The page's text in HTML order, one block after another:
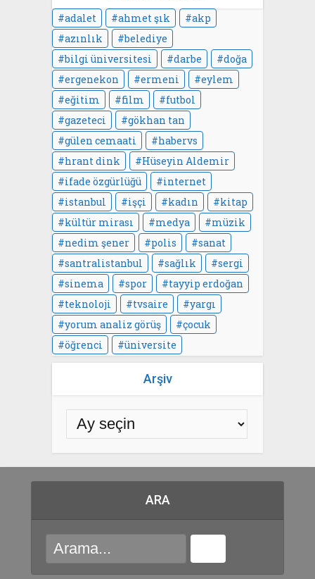
adalet ahmet şık
akp
azınlık
belediye
bilgi üniversitesi
darbe
doğa
ergenekon
ermeni
eylem
eğitim
film
futbol
gazeteci
gökhan tan
gülen cemaati
habervs
hrant dink
Hüseyin Aldemir
ifade özgürlüğü
internet
istanbul
işçi kadın
kitap
kültür mirası
medya
müzik
nedim şener
polis
sanat
santralistanbul
sağlık
sergi
sinema
spor
tayyip erdoğan
teknoloji
tvsaire
yargı
yorum analiz görüş
çocuk
öğrenci
üniversite
Arşiv
ARA